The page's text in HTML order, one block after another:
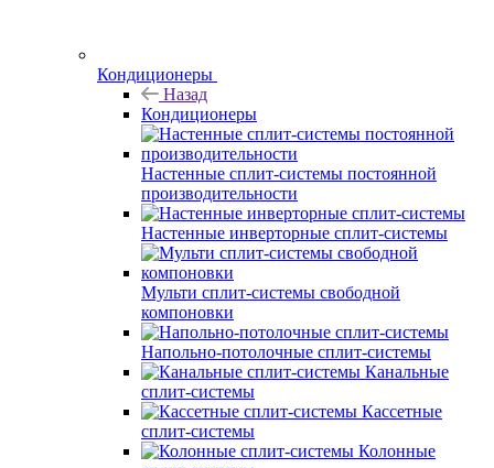
Кондиционеры
Назад
Кондиционеры
Настенные сплит-системы постоянной
производительности
Настенные инверторные сплит-системы
Мульти сплит-системы свободной
компоновки
Напольно-потолочные сплит-системы
Канальные
сплит-системы
Кассетные
сплит-системы
Колонные